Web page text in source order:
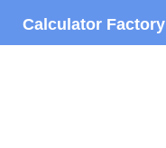
Calculator Factory